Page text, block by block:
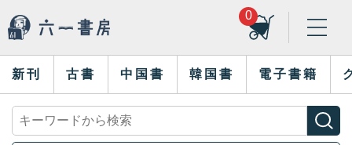
0
新刊 古書 中国書 韓国書 電子書籍